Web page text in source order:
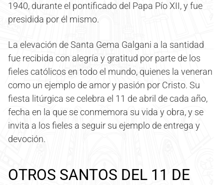
1940, durante el pontificado del Papa Pío XII, y fue
presidida por él mismo.
La elevación de Santa Gema Galgani a la santidad
fue recibida con alegría y gratitud por parte de los
fieles católicos en todo el mundo, quienes la veneran
como un ejemplo de amor y pasión por Cristo. Su
fiesta litúrgica se celebra el 11 de abril de cada año,
fecha en la que se conmemora su vida y obra, y se
invita a los fieles a seguir su ejemplo de entrega y
devoción.
OTROS SANTOS DEL 11 DE